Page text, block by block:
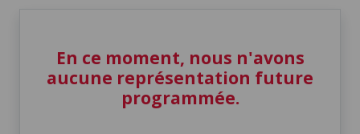
En ce moment, nous n'avons
aucune représentation future
programmée.